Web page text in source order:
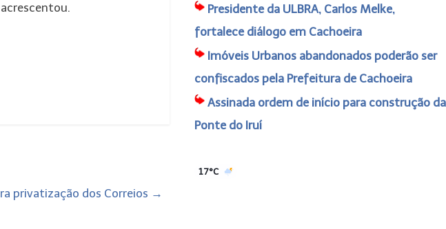
privatização dos Correios →
Presidente da ULBRA, Carlos Melke,
fortalece diálogo em Cachoeira
Imóveis Urbanos abandonados poderão ser
confiscados pela Prefeitura de Cachoeira
Assinada ordem de início para construção da
Ponte do Iruí
17°C